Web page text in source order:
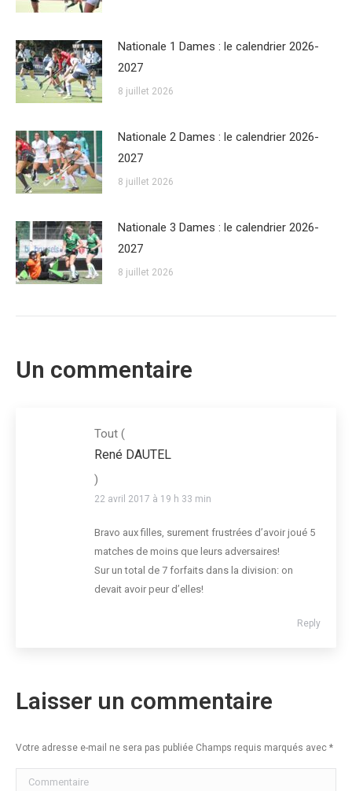
Nationale 1 Dames : le calendrier 2026-
2027
8 juillet 2026
Nationale 2 Dames : le calendrier 2026-
2027
8 juillet 2026
Nationale 3 Dames : le calendrier 2026-
2027
8 juillet 2026
Un commentaire
Tout (
René DAUTEL
)
22 avril 2017 à 19 h 33 min
Bravo aux filles, surement frustrées d’avoir joué 5
matches de moins que leurs adversaires!
Sur un total de 7 forfaits dans la division: on
devait avoir peur d’elles!
Reply
Laisser un commentaire
Votre adresse e-mail ne sera pas publiée Champs requis marqués avec *
Commentaire